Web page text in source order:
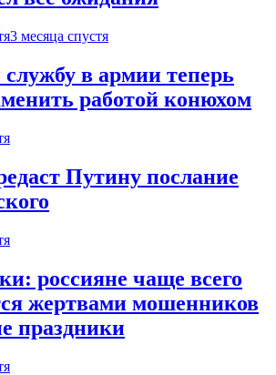
3 месяца спустя
в армии теперь
работой конюхом
Путину послание
россияне чаще всего
жертвами мошенников
праздники